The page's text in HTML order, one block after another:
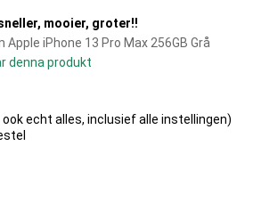
mooier, groter!!
Apple iPhone 13 Pro Max 256GB Grå
denna produkt
echt alles, inclusief alle instellingen)